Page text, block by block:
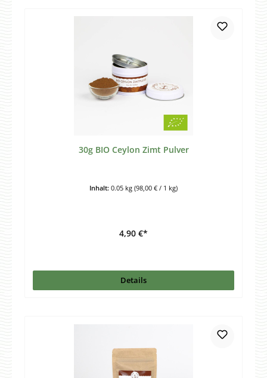
30g BIO Ceylon Zimt Pulver
Inhalt: 0.05 kg (98,00 € / 1 kg)
4,90 €*
Details